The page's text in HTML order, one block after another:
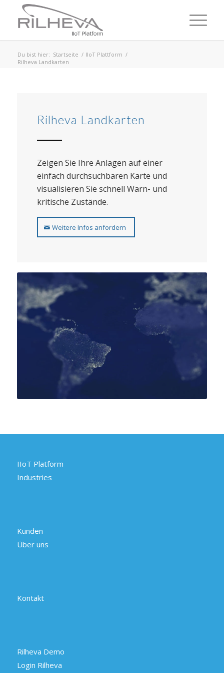
Du bist hier: Startseite / IIoT Plattform /
Rilheva Landkarten
Rilheva Landkarten
Zeigen Sie Ihre Anlagen auf einer
einfach durchsuchbaren Karte und
visualisieren Sie schnell Warn- und
kritische Zustände.
Weitere Infos anfordern
IIoT Platform
Industries
Kunden
Über uns
Kontakt
Rilheva Demo
Login Rilheva